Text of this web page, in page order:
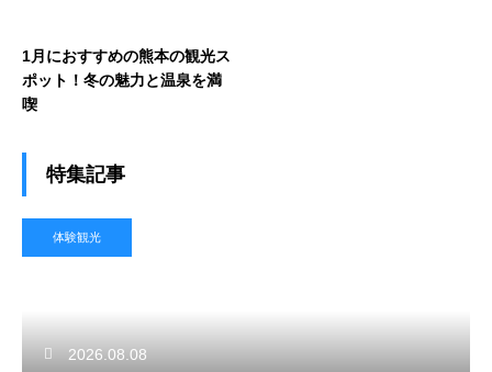
1月におすすめの熊本の観光ス
ポット！冬の魅力と温泉を満
喫
特集記事
体験観光
2026.08.08